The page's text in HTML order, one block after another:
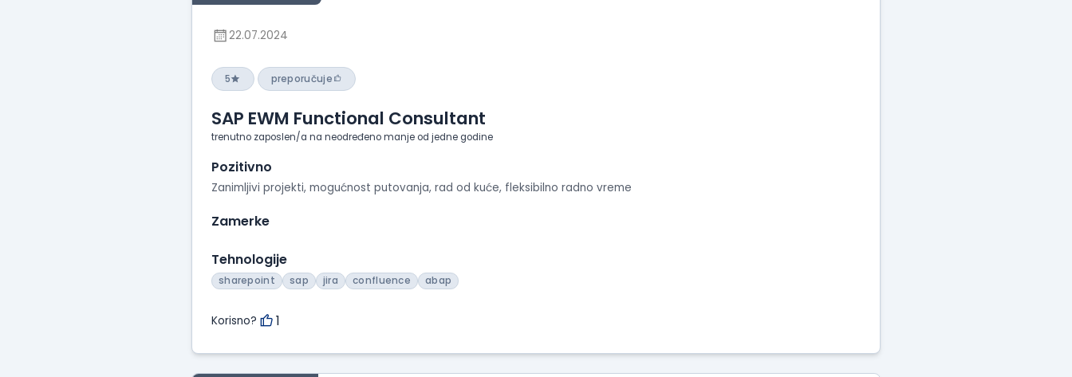
22.07.2024
5 preporučuje
SAP EWM Functional Consultant
trenutno zaposlen/a na neodređeno manje od jedne godine
Pozitivno
Zanimljivi projekti, mogućnost putovanja, rad od kuće, fleksibilno radno vreme
Zamerke
Tehnologije
sharepoint sap jira confluence abap
Korisno? 1